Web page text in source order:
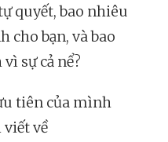
quyết, bao nhiêu
cho bạn, và bao
sự cả nể?
tiên của mình
về